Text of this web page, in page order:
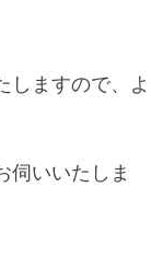
しますので、よ
伺いいたしま